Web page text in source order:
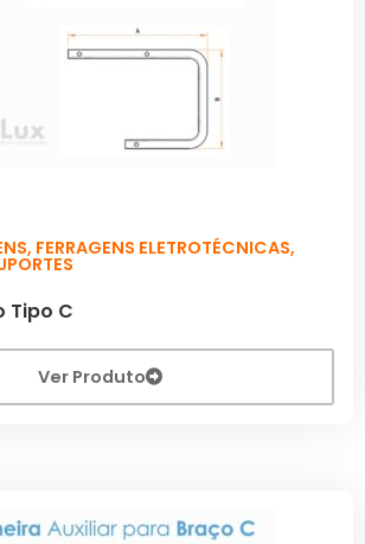
, FERRAGENS ELETROTÉCNICAS,
Tipo C
Ver Produto